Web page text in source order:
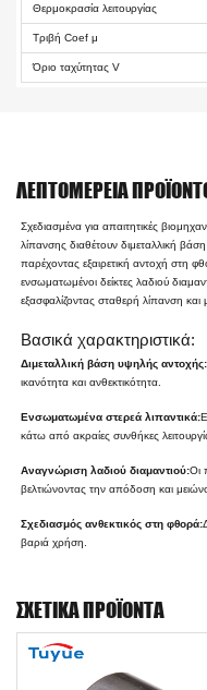
Θερμοκρασία λειτουργίας
Τριβή Coef μ
Όριο ταχύτητας V
ΛΕΠΤΟΜΈΡΕΙΑ
Σχεδιασμένα για απαιτητικές
λίπανσης διαθέτουν διμεταλλική
παρέχοντας εξαιρετική αντοχή στη
ενσωματωμένοι δείκτες λαδιού
εξασφαλίζοντας σταθερή λίπανση
Βασικά χαρακτηριστικά:
Διμεταλλική βάση υψηλής αντοχής:
ικανότητα και ανθεκτικότητα.
Ενσωματωμένα στερεά λιπαντικά:
κάτω από ακραίες συνθήκες
Αναγνώριση λαδιού διαμαντιού:Οι
βελτιώνοντας την απόδοση και
Σχεδιασμός ανθεκτικός στη φθορά:
βαριά χρήση.
ΣΧΕΤΙΚΆ ΠΡΟΪΌΝΤΑ